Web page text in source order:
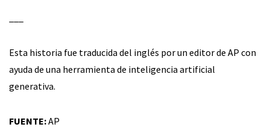
Esta historia fue traducida del inglés por un editor de AP con
ayuda de una herramienta de inteligencia artificial
generativa.
FUENTE:AP